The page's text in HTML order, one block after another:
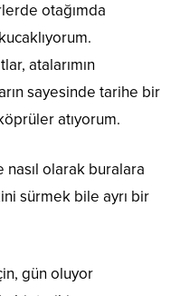
otağımda
atalarımın
sayesinde tarihe bir
atıyorum.
olarak buralara
sürmek bile ayrı bir
gün oluyor